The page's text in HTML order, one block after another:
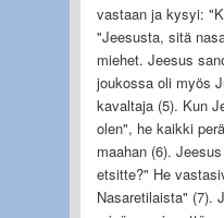
vastaan ja kysyi:
"Jeesusta, sitä
miehet. Jeesus
joukossa oli myös
kavaltaja (5). Kun
olen", he kaikki
maahan (6).
etsitte?" He
Nasaretilaista" (7).